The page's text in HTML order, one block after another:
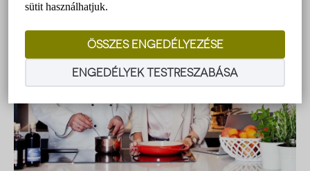
sütit használhatjuk.
ÖSSZES ENGEDÉLYEZÉSE
ENGEDÉLYEK TESTRESZABÁSA